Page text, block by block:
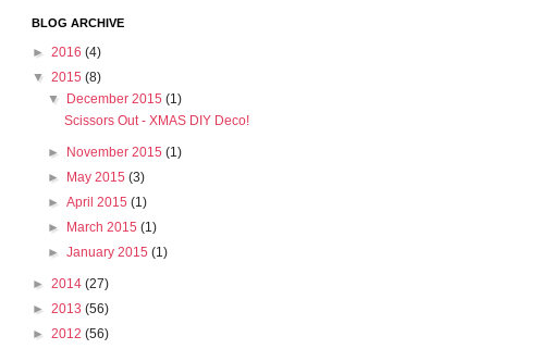
BLOG ARCHIVE
► 2016 (4)
▼ 2015 (8)
▼
December 2015(1)
Scissors Out - XMAS DIY Deco!
► November 2015(1)
►
May 2015(3)
►April 2015(1)
►
March 2015(1)
►January 2015(1)
► 2014 (27)
► 2013 (56)
► 2012 (56)